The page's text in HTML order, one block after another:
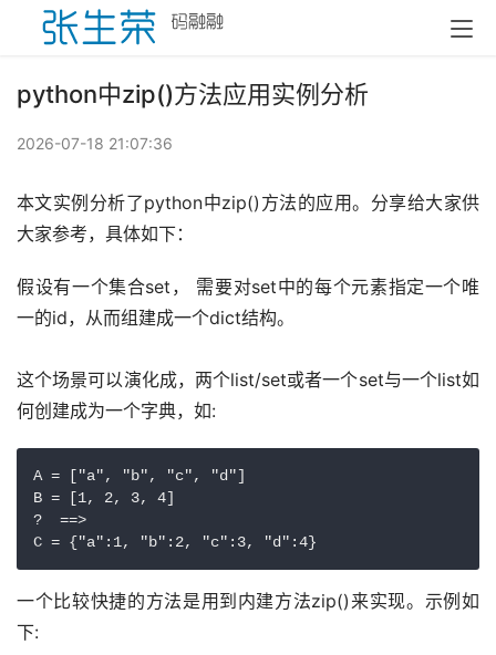
python中zip()方法应用实例分析
2026-07-18 21:07:36
本文实例分析了python中zip()方法的应用。分享给大家供
大家参考，具体如下：
假设有一个集合set， 需要对set中的每个元素指定一个唯
一的id，从而组建成一个dict结构。
这个场景可以演化成，两个list/set或者一个set与一个list如
何创建成为一个字典，如:
A = ["a", "b", "c", "d"]
B = [1, 2, 3, 4]
?  ==>
一个比较快捷的方法是用到内建方法zip()来实现。示例如
下: